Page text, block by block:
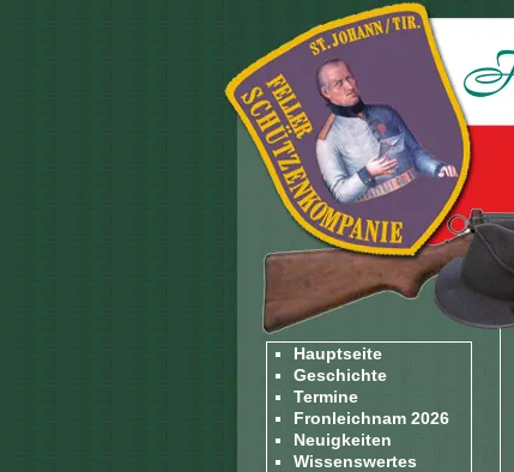
Hauptseite
Geschichte
Termine
Fronleichnam 2026
Neuigkeiten
Wissenswertes